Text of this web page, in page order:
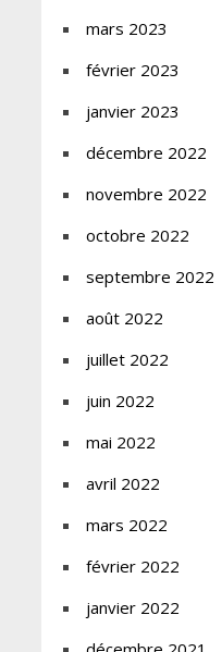
mars 2023
février 2023
janvier 2023
décembre 2022
novembre 2022
octobre 2022
septembre 2022
août 2022
juillet 2022
juin 2022
mai 2022
avril 2022
mars 2022
février 2022
janvier 2022